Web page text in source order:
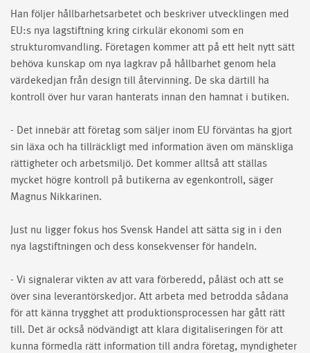
Han följer hållbarhetsarbetet och beskriver utvecklingen med
EU:s nya lagstiftning kring cirkulär ekonomi som en
strukturomvandling. Företagen kommer att på ett helt nytt sätt
behöva kunskap om nya lagkrav på hållbarhet genom hela
värdekedjan från design till återvinning. De ska därtill ha
kontroll över hur varan hanterats innan den hamnat i butiken.
- Det innebär att företag som säljer inom EU förväntas ha gjort
sin läxa och ha tillräckligt med information även om mänskliga
rättigheter och arbetsmiljö. Det kommer alltså att ställas
mycket högre kontroll på butikerna av egenkontroll, säger
Magnus Nikkarinen.
Just nu ligger fokus hos Svensk Handel att sätta sig in i den
nya lagstiftningen och dess konsekvenser för handeln.
- Vi signalerar vikten av att vara förberedd, påläst och att se
över sina leverantörskedjor. Att arbeta med betrodda sådana
för att känna trygghet att produktionsprocessen har gått rätt
till. Det är också nödvändigt att klara digitaliseringen för att
kunna förmedla rätt information till andra företag, myndigheter